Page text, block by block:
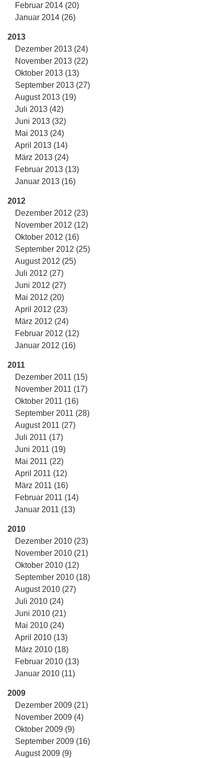
Februar 2014 (20)
Januar 2014 (26)
2013
Dezember 2013 (24)
November 2013 (22)
Oktober 2013 (13)
September 2013 (27)
August 2013 (19)
Juli 2013 (42)
Juni 2013 (32)
Mai 2013 (24)
April 2013 (14)
März 2013 (24)
Februar 2013 (13)
Januar 2013 (16)
2012
Dezember 2012 (23)
November 2012 (12)
Oktober 2012 (16)
September 2012 (25)
August 2012 (25)
Juli 2012 (27)
Juni 2012 (27)
Mai 2012 (20)
April 2012 (23)
März 2012 (24)
Februar 2012 (12)
Januar 2012 (16)
2011
Dezember 2011 (15)
November 2011 (17)
Oktober 2011 (16)
September 2011 (28)
August 2011 (27)
Juli 2011 (17)
Juni 2011 (19)
Mai 2011 (22)
April 2011 (12)
März 2011 (16)
Februar 2011 (14)
Januar 2011 (13)
2010
Dezember 2010 (23)
November 2010 (21)
Oktober 2010 (12)
September 2010 (18)
August 2010 (27)
Juli 2010 (24)
Juni 2010 (21)
Mai 2010 (24)
April 2010 (13)
März 2010 (18)
Februar 2010 (13)
Januar 2010 (11)
2009
Dezember 2009 (21)
November 2009 (4)
Oktober 2009 (9)
September 2009 (16)
August 2009 (9)